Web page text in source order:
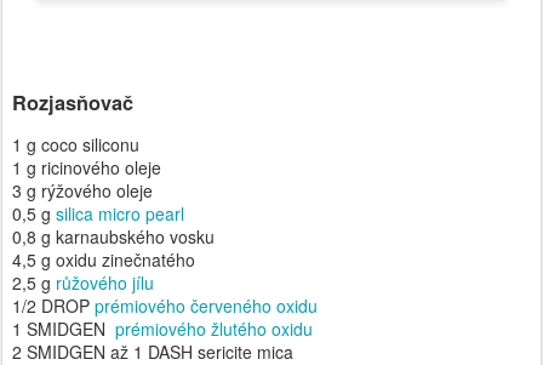
Rozjasňovač
1 g coco siliconu
1 g ricinového oleje
3 g rýžového oleje
0,5 g silica micro pearl
0,8 g karnaubského vosku
4,5 g oxidu zinečnatého
2,5 g růžového jílu
1/2 DROP prémiového červeného oxidu
1 SMIDGEN prémiového žlutého oxidu
2 SMIDGEN až 1 DASH sericite mica